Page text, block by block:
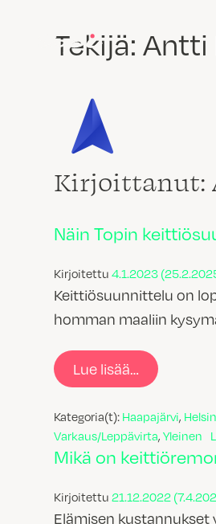
Tekijä:Antti
Kirjoittanut:
Näin Topin
Kirjoitettu 4.1.2023
Keittiösuunnittelu on
homman maaliin
Lue lisää… from Näin
Kategoria(t): Haapajärvi,
Varkaus/Leppävirta, Yleinen
Mikä on
Kirjoitettu 21.12.2022
Elämisen kustannukset